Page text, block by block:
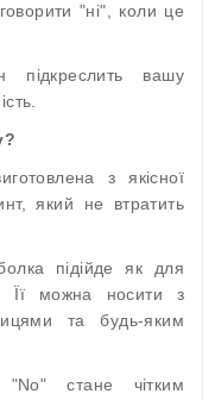
"ні", коли це
підкреслить вашу
з якісної
який не втратить
підійде як для
Її можна носити з
та будь-яким
стане чітким